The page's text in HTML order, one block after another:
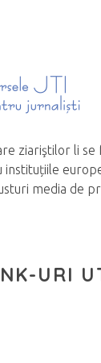
ziariştilor li se
instituțiile
media de
URI